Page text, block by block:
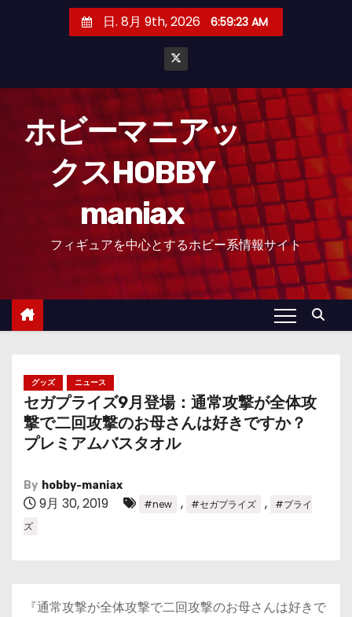
日. 8月 9th, 2026 6:59:23 AM
ホビーマニアッ
クスHOBBY
maniax
フィギュアを中心とするホビー系情報サイト
グッズ ニュース
セガプライズ9月登場：通常攻撃が全体攻
撃で二回攻撃のお母さんは好きですか？
プレミアムバスタオル
By hobby-maniax
9月 30, 2019 #new , #セガプライズ ,
#プライ
ズ
『通常攻撃が全体攻撃で二回攻撃のお母さんは好きで